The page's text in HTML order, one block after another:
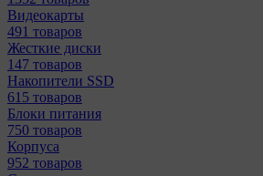
Видеокарты
491 товаров
Жесткие диски
147 товаров
Накопители SSD
615 товаров
Блоки питания
750 товаров
Корпуса
952 товаров